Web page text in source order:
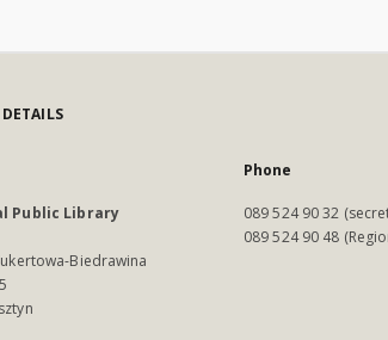
Public Library
Biedrawina
Phone
089 524 90 32
089 524 90 48